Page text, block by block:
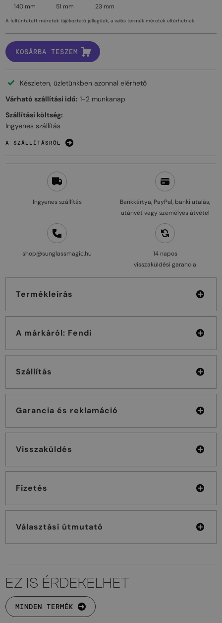
Ingyenes szállítás
Bankkártya, PayPal, banki utalás,
utánvét vagy személyes átvétel
shop@sunglassmagic.hu
14 napos
visszaküldési garancia
Termékleírás
A márkáról: Fendi
Szállítás
Garancia és reklamáció
Visszaküldés
Fizetés
Választási útmutató
140 mm 51 mm 23 mm
A feltüntetett méretek tájékoztató jellegűek, a valós termék méretek eltérhetnek.
KOSÁRBA TESZEM
Készleten, üzletünkben azonnal elérhető
Várható szállítási idő: 1-2 munkanap
Szállítási költség:
Ingyenes szállítás
A SZÁLLÍTÁSRÓL
EZ IS ÉRDEKELHET
MINDEN TERMÉK